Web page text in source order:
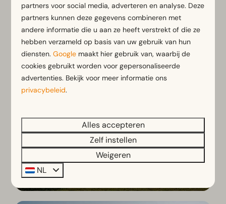
Nederland
Oostenrijk
partners voor social media, adverteren en analyse. Deze
partners kunnen deze gegevens combineren met
andere informatie die u aan ze heeft verstrekt of die ze
hebben verzameld op basis van uw gebruik van hun
diensten.Google maakt hier gebruik van, waarbij de
cookies gebruikt worden voor gepersonaliseerde
advertenties. Bekijk voor meer informatie ons
privacybeleid.
Alles accepteren
Zelf instellen
Weigeren
NL